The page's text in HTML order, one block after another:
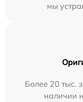
мы
Более 20 тыс.
наличии